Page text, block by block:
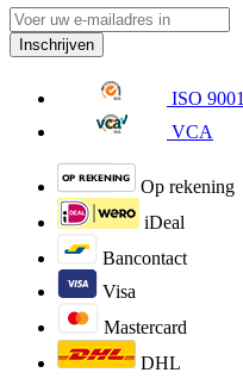
Inschrijven
ISO 9001
VCA
Op rekening
iDeal
Bancontact
Visa
Mastercard
DHL